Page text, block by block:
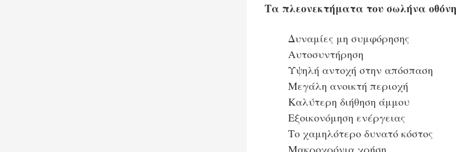
Τα πλεονεκτήματα του σωλήνα
Δυναμίες μη συμφόρησης
Αυτοσυντήρηση
Υψηλή αντοχή στην απόσπαση
Μεγάλη ανοικτή περιοχή
Καλύτερη διήθηση άμμου
Εξοικονόμηση ενέργειας
Το χαμηλότερο δυνατό κόστος